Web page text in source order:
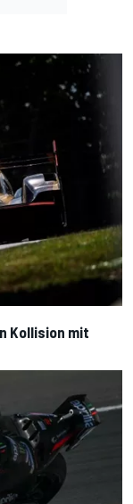
Kollision mit